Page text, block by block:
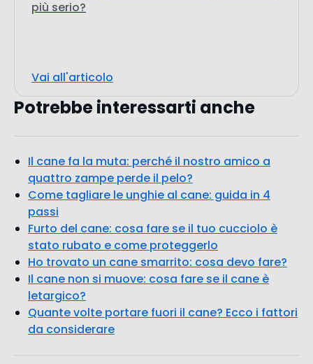
Vai all'articolo
Il cane fa la muta: perché il nostro amico a
quattro zampe perde il pelo?
Furto del cane: cosa fare se il tuo cucciolo è
stato rubato e come proteggerlo
Ho trovato un cane smarrito: cosa devo fare?
Il cane non si muove: cosa fare se il cane è
letargico?
Quante volte portare fuori il cane? Ecco i fattori
da considerare